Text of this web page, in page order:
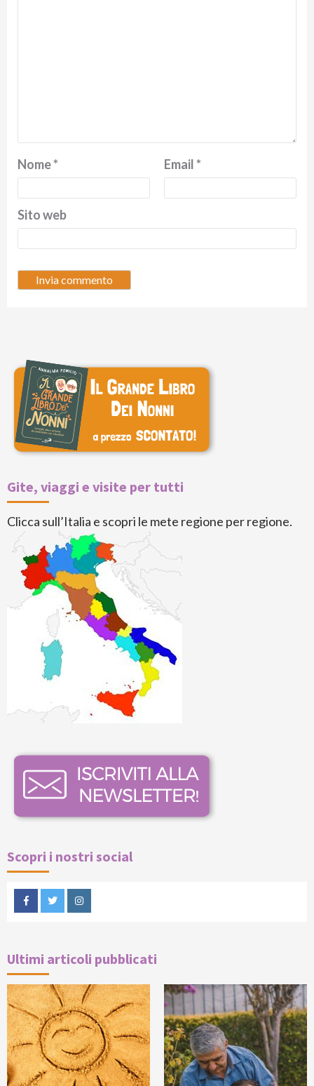
Nome* Email*
Sito web
Gite, viaggi e visite per tutti
Clicca sull’Italia e scopri le mete regione per regione.
Scopri i nostri social
FacebookTwitterInstagram
Ultimi articoli pubblicati